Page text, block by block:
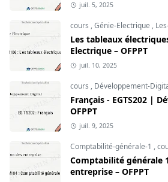
juil. 5, 2025
cours ,Génie-Electrique ,
Les tableaux
Electrique – OFPPT
juil. 10, 2025
cours , Développement-
Français - EGTS202 |
OFPPT
juil. 9, 2025
Comptabilité-générale-1 ,
Comptabilité générale
entreprise – OFPPT